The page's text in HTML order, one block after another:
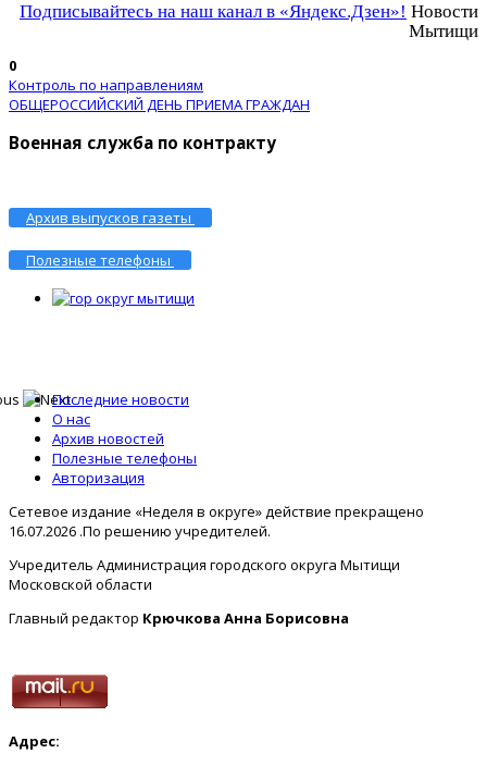
Подписывайтесь на наш канал в «Яндекс.Дзен»! Новости
Мытищи
0
Контроль по направлениям
ОБЩЕРОССИЙСКИЙ ДЕНЬ ПРИЕМА ГРАЖДАН
Военная служба по контракту
Архив выпусков газеты
Полезные телефоны
Последние новости
О нас
Архив новостей
Полезные телефоны
Авторизация
Сетевое издание «Неделя в округе» действие прекращено
16.07.2026 .По решению учредителей.
Учредитель Администрация городского округа Мытищи
Московской области
Главный редактор Крючкова Анна Борисовна
Адрес: